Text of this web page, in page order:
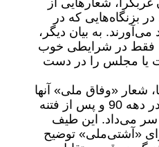
شعارهایی از
بزنگاه‌هایی که در
به بیان دیگر،
فقط در شرایطی خوب
یا مجلس را در دست
شعار «وفاق ملی» آنها
گوش فلک را کَر کرده، در دهه 90 و پس از فتنه
سر می‌داد. این طیف
«آشتی‌ملی» توضیح